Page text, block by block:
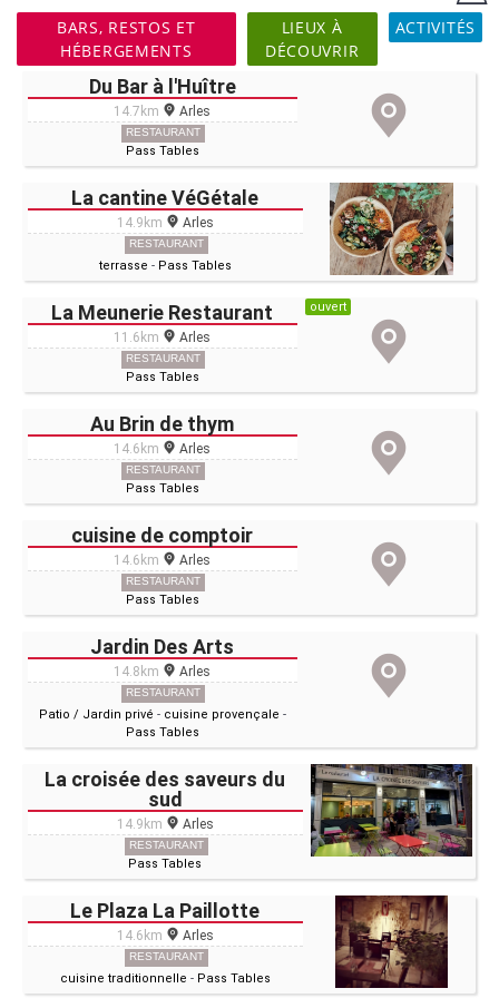
BARS, RESTOS ET
HÉBERGEMENTS
LIEUX À
DÉCOUVRIR
ACTIVITÉS
Du Bar à l'Huître
14.7km Arles
RESTAURANT
Pass Tables
La cantine VéGétale
14.9km Arles
RESTAURANT
terrasse - Pass Tables
La Meunerie Restaurant
11.6km Arles
RESTAURANT
Pass Tables
ouvert
Au Brin de thym
14.6km Arles
RESTAURANT
Pass Tables
cuisine de comptoir
14.6km Arles
RESTAURANT
Pass Tables
Jardin Des Arts
14.8km Arles
RESTAURANT
Patio / Jardin privé - cuisine provençale -
Pass Tables
La croisée des saveurs du
sud
14.9km Arles
RESTAURANT
Pass Tables
Le Plaza La Paillotte
14.6km Arles
RESTAURANT
cuisine traditionnelle - Pass Tables